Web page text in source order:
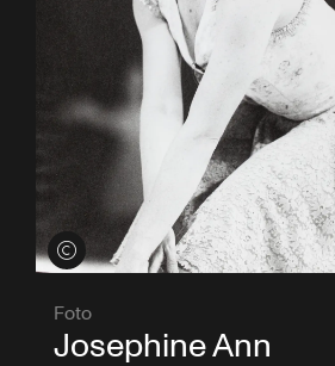
Credits öffnen
Foto
Josephine Ann